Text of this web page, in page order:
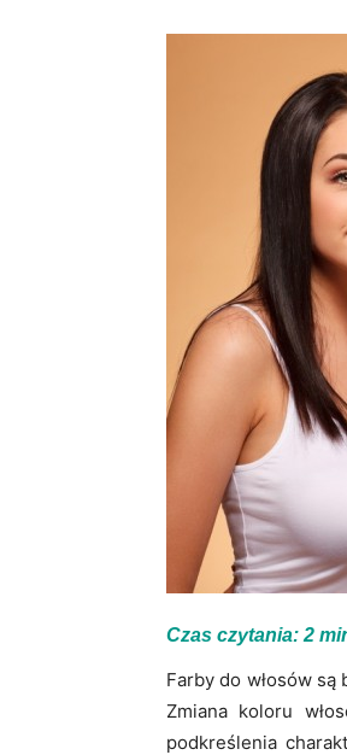
Czas czytania: 2
Farby do włosów
Zmiana koloru
podkreślenia